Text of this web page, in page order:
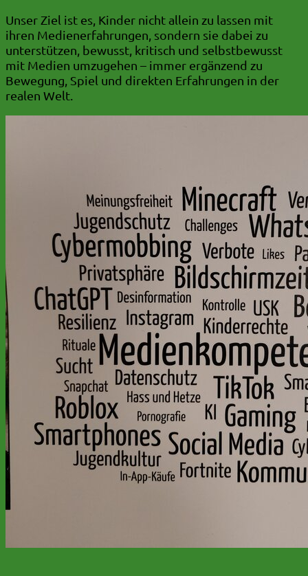
Unser Ziel ist es, Kinder nicht allein zu lassen mit
ihren Medienerfahrungen, sondern sie dabei zu
unterstützen, bewusst, kritisch und selbstbewusst
mit Medien umzugehen – immer ergänzend zu
Bewegung, Spiel und direkten Erfahrungen in der
realen Welt.